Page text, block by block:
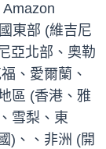
東部 (維吉尼
亞北部、奧勒
、愛爾蘭、
區 (香港、雅
雪梨、東
)、、非洲 (開